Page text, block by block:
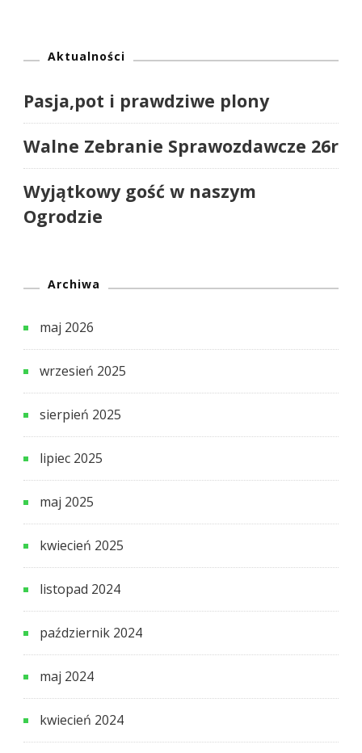
Aktualności
Pasja,pot i prawdziwe plony
Walne Zebranie Sprawozdawcze 26r
Wyjątkowy gość w naszym
Ogrodzie
Archiwa
maj 2026
wrzesień 2025
sierpień 2025
lipiec 2025
maj 2025
kwiecień 2025
listopad 2024
październik 2024
maj 2024
kwiecień 2024